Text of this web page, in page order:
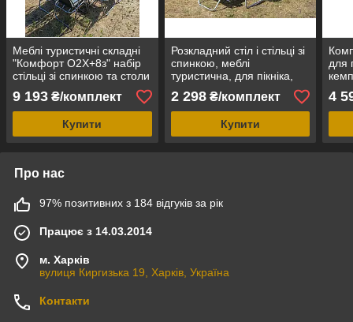
Меблі туристичні складні
"Комфорт О2Х+8з" набір
стільці зі спинкою та столи
для кемпінгу
9 193 ₴/комплект
Купити
Розкладний стіл і стільці зі
спинкою, меблі
туристична, для пікніка,
риболовлі "Кемпінг О1+2"
2 298₴/комплект
Купити
для
4
Про нас
97% позитивних з 184 відгуків за рік
Працює з 14.03.2014
м. Харків
вулиця Киргизька 19, Харків, Україна
Контакти